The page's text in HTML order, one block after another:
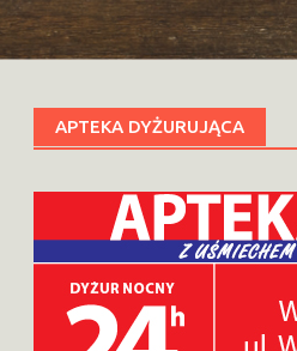
APTEKA DYŻURUJĄCA